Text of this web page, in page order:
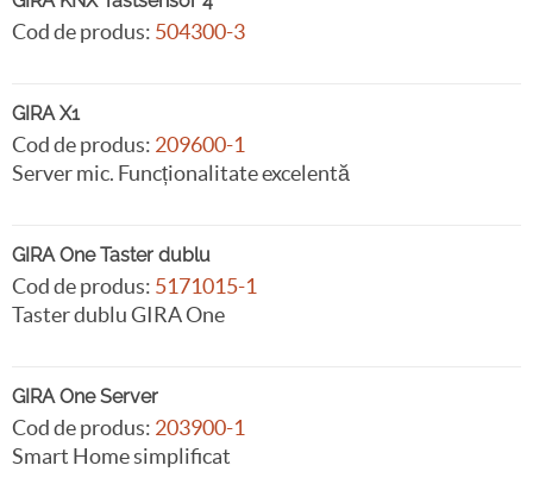
Cod de produs: 504300-3
GIRA X1
Cod de produs: 209600-1
Server mic. Funcționalitate excelentă
GIRA One Taster dublu
Cod de produs: 5171015-1
Taster dublu GIRA One
GIRA One Server
Cod de produs: 203900-1
Smart Home simplificat